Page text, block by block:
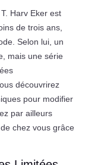
Harv Eker est
de trois ans,
Selon lui, un
mais une série
découvrirez
pour modifier
par ailleurs
chez vous grâce